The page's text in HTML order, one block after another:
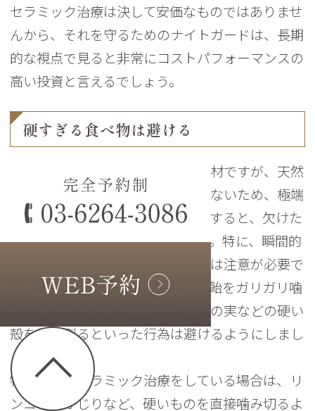
セラミック治療は決して安価なものではありませ
んから、それを守るためのナイトガードは、長期
的な視点で見ると非常にコストパフォーマンスの
高い投資と言えるでしょう。
硬すぎる食べ物は避ける
セラミックは非常に硬く丈夫な素材ですが、天然
の歯が持つわずかな「しなり」がないため、極端
に硬いものを一点で噛み砕こうとすると、欠けた
り割れたりするリスクがあります。特に、瞬間的
に強い力が加わるような食べ方には注意が必要で
す。具体的には、氷を噛み砕く、飴をガリガリ噛
む、骨付き肉の骨を直接噛む、木の実などの硬い
殻を歯で割るといった行為は避けるようにしまし
ょう。
特に前歯にセラミック治療をしている場合は、リ
ンゴの丸かじりなど、硬いものを直接噛み切るよ